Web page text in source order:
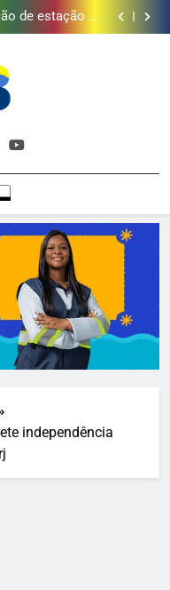
140 crianças
de estação de
de água
de vinhos para
140 crianças
de estação de
de água
de vinhos para
escolher o que
e Gustavo
Em Destaque!
independência